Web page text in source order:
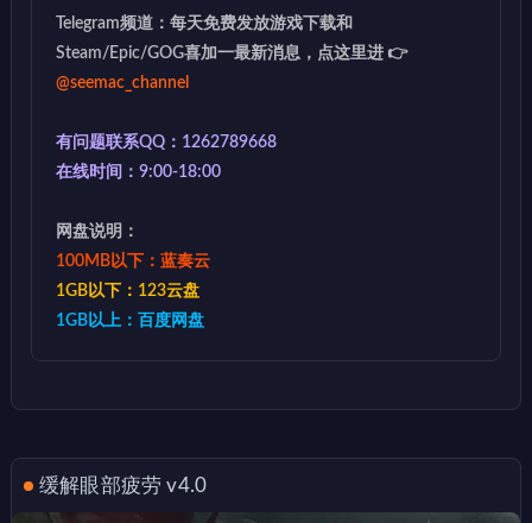
Telegram频道：每天免费发放游戏下载和
Steam/Epic/GOG喜加一最新消息，点这里进 👉
@seemac_channel
有问题联系QQ：1262789668
在线时间：9:00-18:00
网盘说明：
100MB以下：蓝奏云
1GB以下：123云盘
1GB以上：百度网盘
缓解眼部疲劳 v4.0